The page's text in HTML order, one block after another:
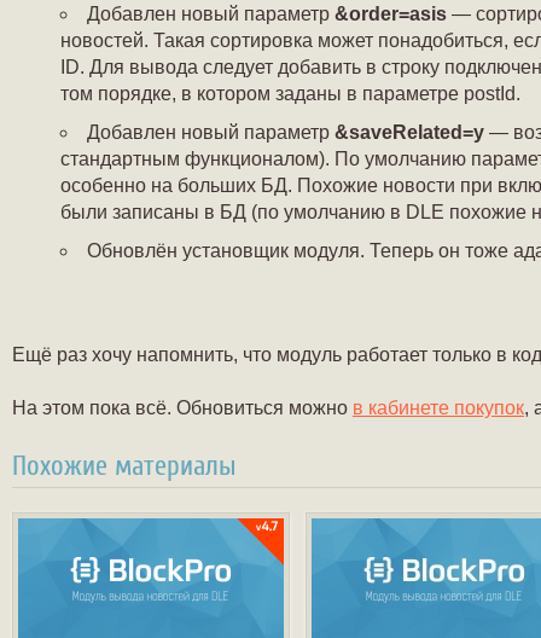
Добавлен новый параметр &order=asis —
новостей. Такая сортировка может понадобиться,
ID. Для вывода следует добавить в строку
том порядке, в котором заданы в параметре postId.
Добавлен новый параметр &saveRelated=y —
стандартным функционалом). По умолчанию
особенно на больших БД. Похожие новости при
были записаны в БД (по умолчанию в DLE похожие
Обновлён установщик модуля. Теперь он тоже
Ещё раз хочу напомнить, что модуль работает только в
На этом пока всё. Обновиться можно в кабинете покупок,
Похожие материалы